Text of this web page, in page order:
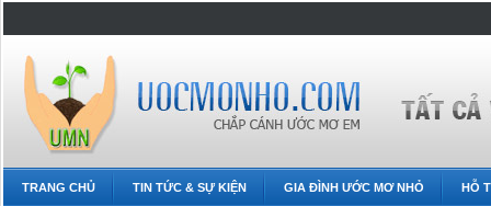
TRANG CHỦ TIN TỨC & SỰ KIỆN GIA ĐÌNH ƯỚC MƠ NHỎ HỖ